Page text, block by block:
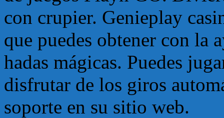
con crupier. Genieplay
que puedes obtener con la
hadas mágicas. Puedes
disfrutar de los giros
soporte en su sitio web.